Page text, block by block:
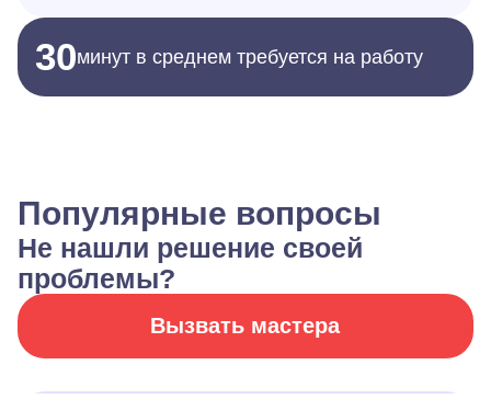
30минут в среднем требуется на работу
Популярные вопросы
Не нашли решение своей
проблемы?
Вызвать мастера